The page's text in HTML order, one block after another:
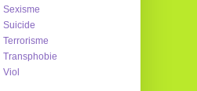
Sexisme
Suicide
Terrorisme
Transphobie
Viol